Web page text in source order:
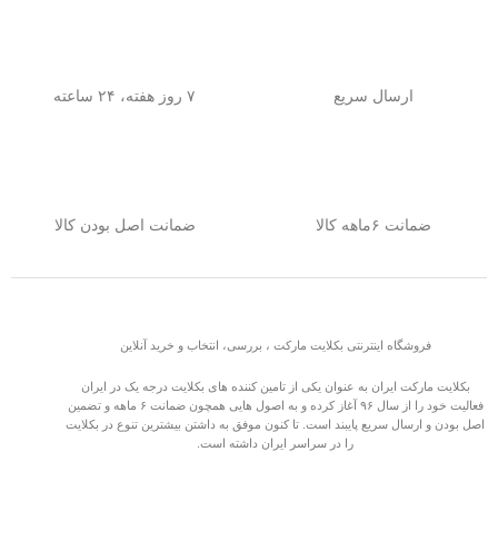
ارسال سریع ۷ روز هفته، ۲۴ ساعته
ضمانت ۶ماهه کالا ضمانت اصل بودن کالا
فروشگاه اینترنتی بکلایت مارکت ، بررسی، انتخاب و خرید آنلاین
بکلایت مارکت ایران به عنوان یکی از تامین کننده های بکلایت درجه یک در ایران
فعالیت خود را از سال ۹۶ آغاز کرده و به اصول هایی همچون ضمانت ۶ ماهه و تضمین
اصل بودن و ارسال سریع پایبند است. تا کنون موفق به داشتن بیشترین تنوع در بکلایت
را در سراسر ایران داشته است.